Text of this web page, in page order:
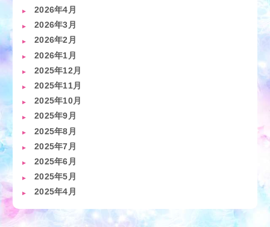
2026年4月
2026年3月
2026年2月
2026年1月
2025年12月
2025年11月
2025年10月
2025年9月
2025年8月
2025年7月
2025年6月
2025年5月
2025年4月